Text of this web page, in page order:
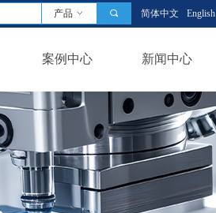
案例中心 新闻中心
끠
产品 ꀁ 简体中文 English